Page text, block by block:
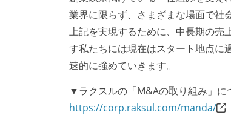
業界に限らず、さまざまな場面で社
上記を実現するために、中長期の売
す私たちには現在はスタート地点に
速的に強めていきます。
▼ラクスルの「M&Aの取り組み」に
https://corp.raksul.com/manda/